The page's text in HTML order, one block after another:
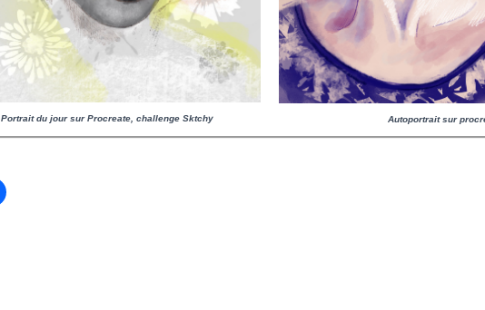
Portrait du jour sur Procreate, challenge Sktchy Autoportrait sur